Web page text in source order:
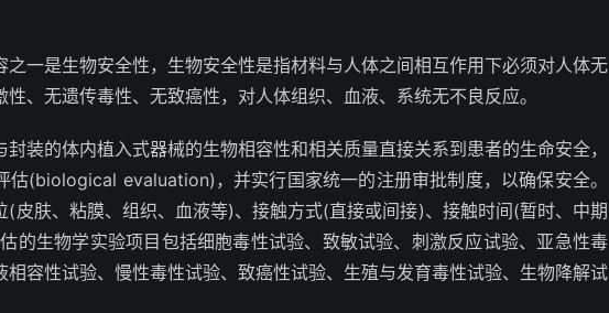
之一是生物安全性，生物安全性是指材料与人体之间相互作用下必须对人体无
、无遗传毒性、无致癌性，对人体组织、血液、系统无不良反应。
装的体内植入式器械的生物相容性和相关质量直接关系到患者的生命安全，
估(biological evaluation)，并实行国家统一的注册审批制度，以确保安全。
(皮肤、粘膜、组织、血液等)、接触方式(直接或间接)、接触时间(暂时、中期
的生物学实验项目包括细胞毒性试验、致敏试验、刺激反应试验、亚急性毒
相容性试验、慢性毒性试验、致癌性试验、生殖与发育毒性试验、生物降解试